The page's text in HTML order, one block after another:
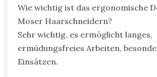
Wie wichtig ist das ergonomische
Moser Haarschneidern?
Sehr wichtig, es ermöglicht langes,
ermüdungsfreies Arbeiten,
Einsätzen.